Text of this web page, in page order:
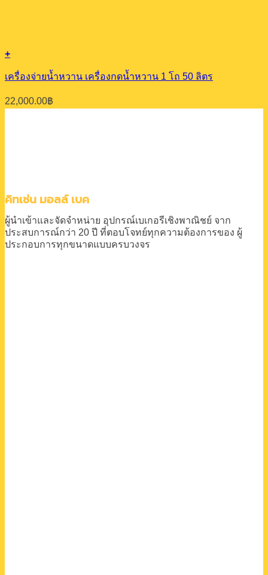
+
เครื่องจ่ายน้ำหวาน เครื่องกดน้ำหวาน 1 โถ 50 ลิตร
22,000.00฿
คิทเช่น มอลล์ เบค
ผู้นำเข้าและจัดจำหน่าย อุปกรณ์เบเกอรีเชิงพาณิชย์ จาก
ประสบการณ์กว่า 20 ปี ที่ตอบโจทย์ทุกความต้องการของ ผู้
ประกอบการทุกขนาดแบบครบวงจร